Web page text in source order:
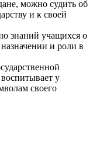
можно судить об
и к своей
знаний учащихся о
и роли в
у
своего